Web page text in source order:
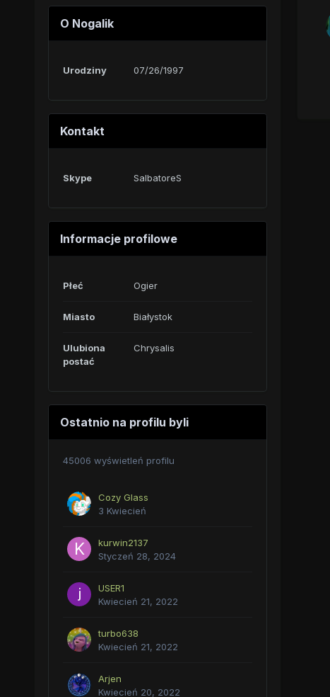
O Nogalik
Urodziny 07/26/1997
Kontakt
Skype SalbatoreS
Informacje profilowe
Płeć Ogier
Miasto Białystok
Ulubiona
postać
Chrysalis
Ostatnio na profilu byli
45006 wyświetleń profilu
Cozy Glass
3 Kwiecień
kurwin2137
Styczeń 28, 2024
USER1
Kwiecień 21, 2022
turbo638
Kwiecień 21, 2022
Arjen
Kwiecień 20, 2022